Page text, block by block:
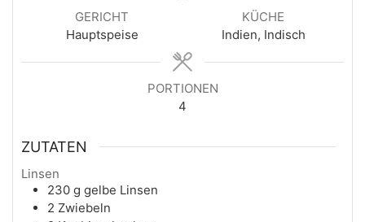
GERICHT
Hauptspeise
KÜCHE
Indien, Indisch
PORTIONEN
4
ZUTATEN
Linsen
230 g gelbe Linsen
2 Zwiebeln